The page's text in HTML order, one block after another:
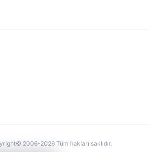
2006-2026 Tüm hakları saklıdır.